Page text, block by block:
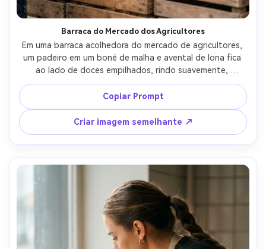
Barraca do Mercado dos Agricultores
Em uma barraca acolhedora do mercado de agricultores,
um padeiro em um boné de malha e avental de lona fica
ao lado de doces empilhados, rindo suavemente,
multidão bokeh atrás, iluminação de sombra aberta com
refletor de enchimento, Canon EOS R6 85mm f/2, vertical
4:5 retrato sincero, humor documentário quente, textura
de pele realista, olhos afiados e sombras naturais-AR 4:5
Copiar Prompt
Criar imagem semelhante ↗